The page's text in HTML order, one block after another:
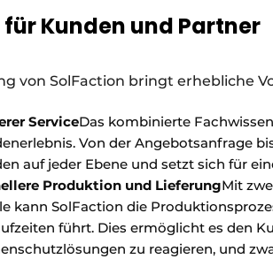
Kunden und Partner
von SolFaction bringt erhebliche
ServiceDas kombinierte
Von der Angebotsanfrage
auf jeder Ebene und setzt sich für
Produktion und LieferungMit
kann SolFaction die
führt. Dies ermöglicht es den
zu reagieren, und